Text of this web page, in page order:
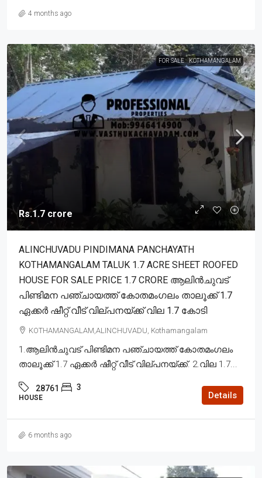
4 months ago
FOR SALE KOTHAMANGALAM
Rs.1.7 crore
ALINCHUVADU PINDIMANA PANCHAYATH
KOTHAMANGALAM TALUK 1.7 ACRE SHEET ROOFED
HOUSE FOR SALE PRICE 1.7 CRORE ആലിൻചുവട്
പിണ്ടിമന പഞ്ചായത്ത് കോതമംഗലം താലൂക്ക് 1.7
ഏക്കർ ഷീറ്റ് വീട് വില്പനയ്ക്ക് വില 1.7 കോടി
KOTHAMANGALAM,ALINCHUVADU, Kothamangalam
1.ആലിൻചുവട് പിണ്ടിമന പഞ്ചായത്ത് കോതമംഗലം
താലൂക്ക് 1.7 ഏക്കർ ഷീറ്റ് വീട് വില്പനയ്ക്ക്. 2.വില 1.7...
28761 3
HOUSE Details
6 months ago